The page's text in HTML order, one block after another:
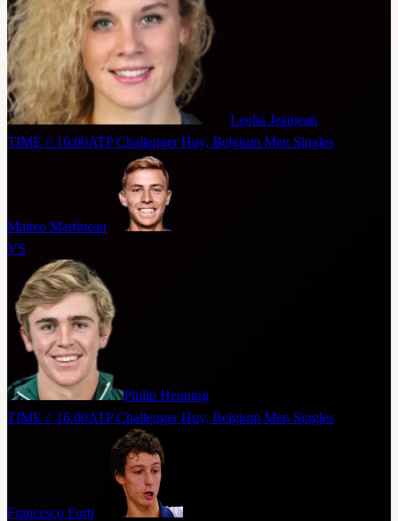
Leolia Jeanjean
TIME // 16:00ATP Challenger Huy, Belgium Men Singles
Matteo Martineau
VS
Philip Henning
TIME // 16:00ATP Challenger Huy, Belgium Men Singles
Francesco Forti